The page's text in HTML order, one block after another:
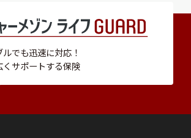
でも迅速に対応！
サポートする保険